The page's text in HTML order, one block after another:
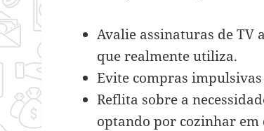
Avalie assinaturas de TV
que realmente utiliza.
Evite compras
Reflita sobre a
optando por cozinhar em